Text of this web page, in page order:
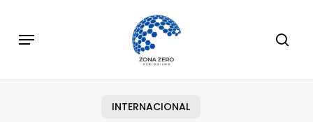
main
Menu
INTERNACIONAL